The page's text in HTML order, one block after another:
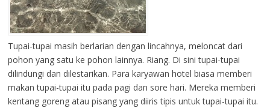
Tupai-tupai masih berlarian dengan lincahnya, meloncat dari
pohon yang satu ke pohon lainnya. Riang. Di sini tupai-tupai
dilindungi dan dilestarikan. Para karyawan hotel biasa memberi
makan tupai-tupai itu pada pagi dan sore hari. Mereka memberi
kentang goreng atau pisang yang diiris tipis untuk tupai-tupai itu.